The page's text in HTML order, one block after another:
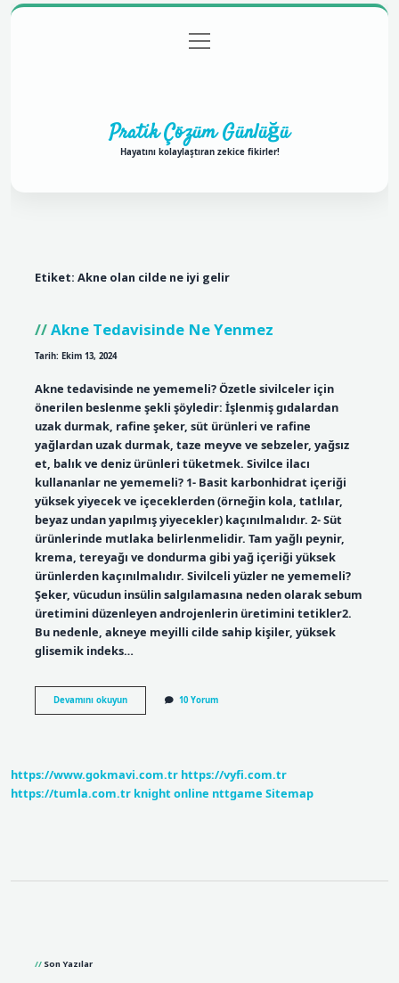
Gizlilik Politikası
menüyü
aç
Pratik Çözüm Günlüğü
Hayatını kolaylaştıran zekice fikirler!
Etiket: Akne olan cilde ne iyi gelir
Akne Tedavisinde Ne Yenmez
Tarih: Ekim 13, 2024
Akne tedavisinde ne yememeli? Özetle sivilceler için
önerilen beslenme şekli şöyledir: İşlenmiş gıdalardan
uzak durmak, rafine şeker, süt ürünleri ve rafine
yağlardan uzak durmak, taze meyve ve sebzeler, yağsız
et, balık ve deniz ürünleri tüketmek. Sivilce ilacı
kullananlar ne yememeli? 1- Basit karbonhidrat içeriği
yüksek yiyecek ve içeceklerden (örneğin kola, tatlılar,
beyaz undan yapılmış yiyecekler) kaçınılmalıdır. 2- Süt
ürünlerinde mutlaka belirlenmelidir. Tam yağlı peynir,
krema, tereyağı ve dondurma gibi yağ içeriği yüksek
ürünlerden kaçınılmalıdır. Sivilceli yüzler ne yememeli?
Şeker, vücudun insülin salgılamasına neden olarak sebum
üretimini düzenleyen androjenlerin üretimini tetikler2.
Bu nedenle, akneye meyilli cilde sahip kişiler, yüksek
glisemik indeks…
Devamını okuyunAkne
Tedavisinde
10 Yorum
https://www.gokmavi.com.tr https://vyfi.com.tr
https://tumla.com.tr knight online nttgame Sitemap
Son Yazılar